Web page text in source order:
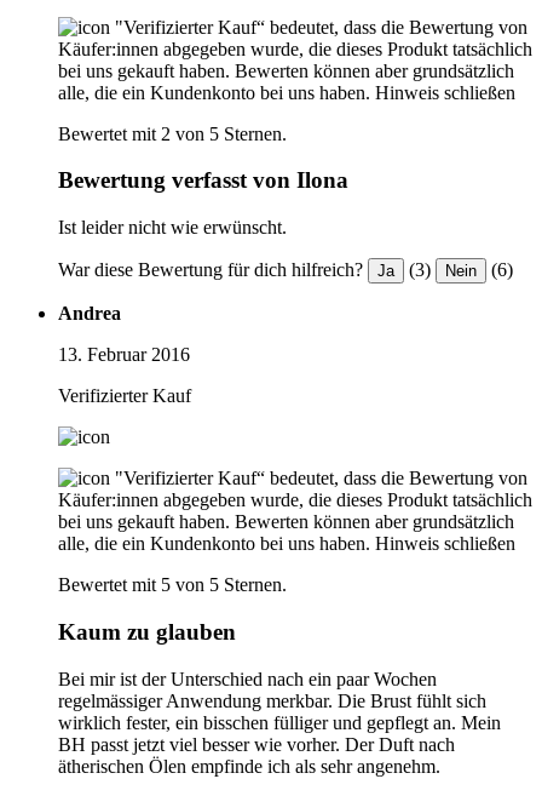
"Verifizierter Kauf“ bedeutet, dass die Bewertung von
Käufer:innen abgegeben wurde, die dieses Produkt tatsächlich
bei uns gekauft haben. Bewerten können aber grundsätzlich
alle, die ein Kundenkonto bei uns haben. Hinweis schließen
Bewertet mit 2 von 5 Sternen.
Bewertung verfasst von Ilona
Ist leider nicht wie erwünscht.
War diese Bewertung für dich hilfreich? Ja (3) Nein (6)
Andrea
13. Februar 2016
Verifizierter Kauf
"Verifizierter Kauf“ bedeutet, dass die Bewertung von
Käufer:innen abgegeben wurde, die dieses Produkt tatsächlich
bei uns gekauft haben. Bewerten können aber grundsätzlich
alle, die ein Kundenkonto bei uns haben. Hinweis schließen
Bewertet mit 5 von 5 Sternen.
Kaum zu glauben
Bei mir ist der Unterschied nach ein paar Wochen
regelmässiger Anwendung merkbar. Die Brust fühlt sich
wirklich fester, ein bisschen fülliger und gepflegt an. Mein
BH passt jetzt viel besser wie vorher. Der Duft nach
ätherischen Ölen empfinde ich als sehr angenehm.